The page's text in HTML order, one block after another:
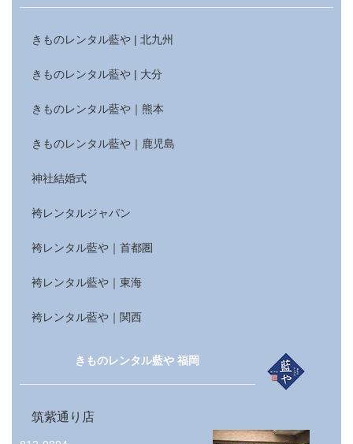
きものレンタル藍や | 北九州
きものレンタル藍や | 大分
きものレンタル藍や｜熊本
きものレンタル藍や｜鹿児島
神社結婚式
袴レンタルジャパン
袴レンタル藍や｜首都圏
袴レンタル藍や｜東海
袴レンタル藍や｜関西
きものレンタル藍や 福岡
筑紫通り店